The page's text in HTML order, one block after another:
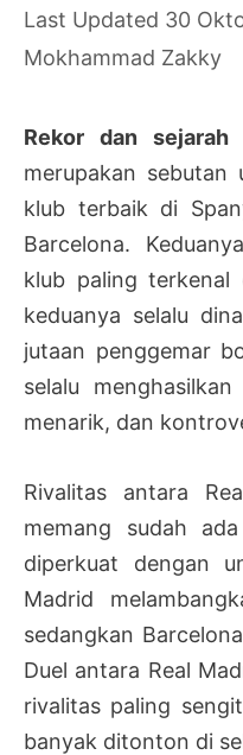
30
Mokhammad Zakky
Rekor dan sejarah
merupakan
klub terbaik di
Barcelona.
klub paling terkenal
keduanya selalu
jutaan penggemar
selalu
menarik, dan
Rivalitas antara
memang sudah
diperkuat dengan
Madrid
sedangkan
Duel antara Real
rivalitas paling
banyak ditonton di